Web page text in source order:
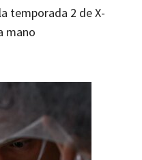
temporada 2 de X-
mano